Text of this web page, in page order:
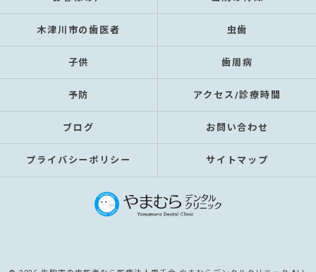
木津川市の歯医者 虫歯
子供 歯周病
予防 アクセス/診療時間
ブログ お問い合わせ
プライバシーポリシー サイトマップ